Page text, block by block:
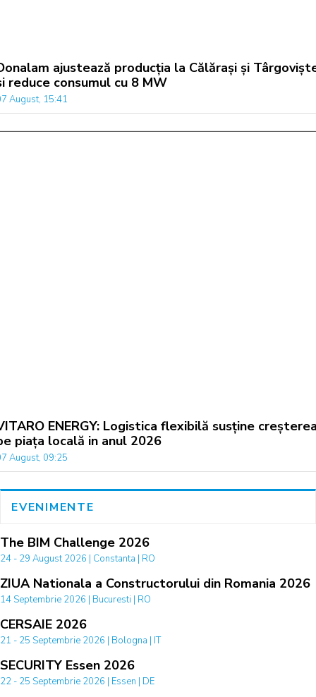
ajustează producția la Călărași și
reduce consumul cu 8 MW
August, 15:41
ENERGY: Logistica flexibilă susține
piața locală in anul 2026
August, 09:25
EVENIMENTE
The BIM Challenge 2026
24 - 29 August 2026 | Constanta | RO
ZIUA Nationala a Constructorului din Romania 2026
14 Septembrie 2026 | Bucuresti | RO
CERSAIE 2026
21 - 25 Septembrie 2026 | Bologna | IT
SECURITY Essen 2026
22 - 25 Septembrie 2026 | Essen | DE